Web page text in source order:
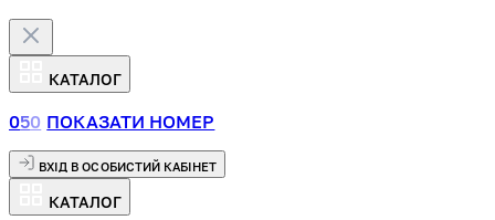
КАТАЛОГ
050 ПОКАЗАТИ НОМЕР
ВХІД В ОСОБИСТИЙ КАБІНЕТ
КАТАЛОГ